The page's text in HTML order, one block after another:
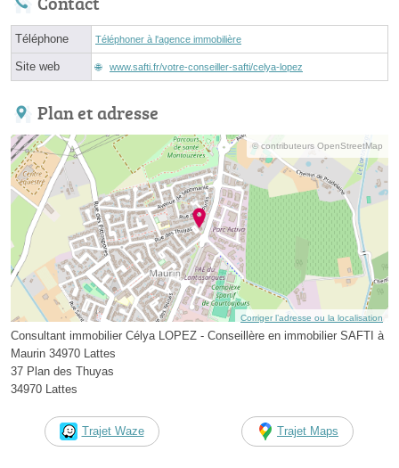
Téléphone Téléphoner à l'agence immobilière
Site web www.safti.fr/votre-conseiller-safti/celya-lopez
Plan et adresse
© contributeurs OpenStreetMap
Corriger l’adresse ou la localisation
Consultant immobilier Célya LOPEZ - Conseillère en immobilier SAFTI à
Maurin 34970 Lattes
37 Plan des Thuyas
34970 Lattes
Trajet Waze Trajet Maps